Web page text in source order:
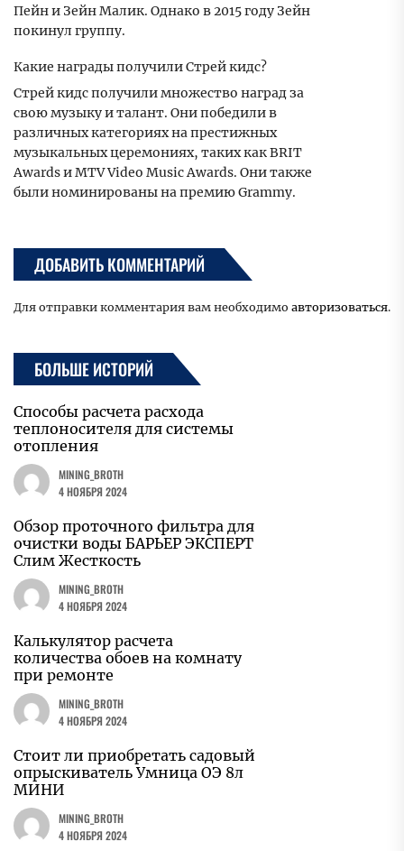
Пейн и Зейн Малик. Однако в 2015 году Зейн
покинул группу.
Какие награды получили Стрей кидс?
Стрей кидс получили множество наград за
свою музыку и талант. Они победили в
различных категориях на престижных
музыкальных церемониях, таких как BRIT
Awards и MTV Video Music Awards. Они также
были номинированы на премию Grammy.
ДОБАВИТЬ КОММЕНТАРИЙ
Для отправки комментария вам необходимо авторизоваться.
БОЛЬШЕ ИСТОРИЙ
Способы расчета расхода
теплоносителя для системы
отопления
MINING_BROTH
4 НОЯБРЯ 2024
Обзор проточного фильтра для
очистки воды БАРЬЕР ЭКСПЕРТ
Слим Жесткость
MINING_BROTH
4 НОЯБРЯ 2024
Калькулятор расчета
количества обоев на комнату
при ремонте
MINING_BROTH
4 НОЯБРЯ 2024
Стоит ли приобретать садовый
опрыскиватель Умница ОЭ 8л
МИНИ
MINING_BROTH
4 НОЯБРЯ 2024